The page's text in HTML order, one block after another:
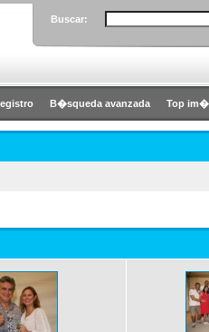
Buscar:
B�squeda avanzada Top